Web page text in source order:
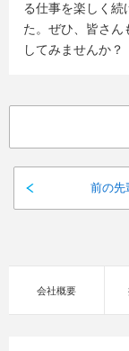
る仕事を楽しく続
た。ぜひ、皆さん
してみませんか？
前の先
会社概要